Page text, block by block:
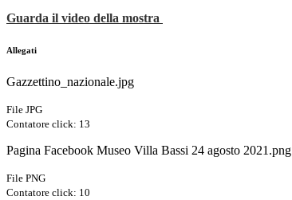
Guarda il video della mostra
Allegati
Gazzettino_nazionale.jpg
File JPG
Contatore click: 13
Pagina Facebook Museo Villa Bassi 24 agosto 2021.png
File PNG
Contatore click: 10